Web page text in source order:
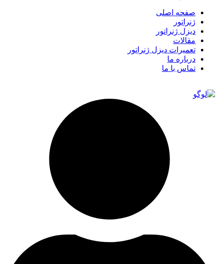
صفحه اصلی
ژنراتور
دیزل ژنراتور
مقالات
تعمیرات دیزل ژنراتور
درباره ما
تماس با ما